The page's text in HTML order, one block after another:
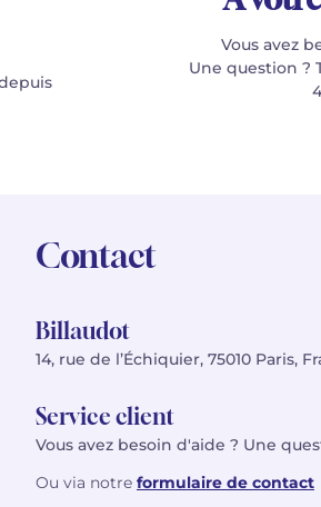
Vous avez
Une question ?
Contact
Billaudot
14, rue de l’Échiquier, 75010 Paris,
Service client
Vous avez besoin d'aide ? Une
Ou via notre formulaire de contact